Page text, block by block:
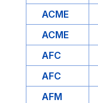
ACME
ACME
AFC
AFC
AFM